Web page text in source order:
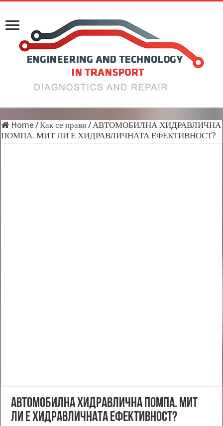
Home /Как се прави/АВТОМОБИЛНА ХИДРАВЛИЧНА
ПОМПА. МИТ ЛИ Е ХИДРАВЛИЧНАТА ЕФЕКТИВНОСТ?
АВТОМОБИЛНА ХИДРАВЛИЧНА ПОМПА. МИТ
ЛИ Е ХИДРАВЛИЧНАТА ЕФЕКТИВНОСТ?